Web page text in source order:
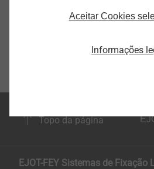
Topo da página
EJOT-FEY Sistemas de Fixação
Aceitar Cookies
Informações